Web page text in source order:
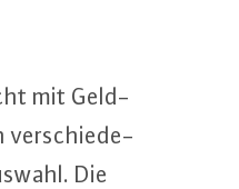
mit Geld­
ver­schie­de­
Die